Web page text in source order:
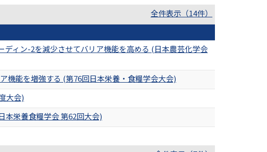
全件表示（14件）
ィン-2を減少させてバリア機能を高める (日本農芸化学会
機能を増強する (第76回日本栄養・食糧学会大会)
大会)
本栄養食糧学会 第62回大会)